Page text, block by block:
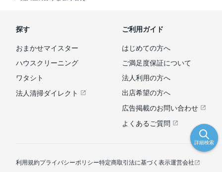
詳細検索
探す
おまかせマイスター
ハウスクリーニング
ワタシト
法人清掃ダイレクト
ご利用ガイド
はじめての方へ
ご満足度保証について
法人利用の方へ
出店希望の方へ
広告掲載のお問い合わせ
よくあるご質問
利用規約プライバシーポリシー特定商取引法に基づく表示運営会社